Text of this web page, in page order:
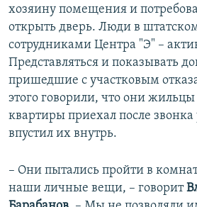
хозяину помещения и
открыть дверь. Люди в
сотрудниками Центра "Э" –
Представляться и показывать
пришедшие с участковым
этого говорили, что они
квартиры приехал после звонка
впустил их внутрь.
– Они пытались пройти в
наши личные вещи, – говорит